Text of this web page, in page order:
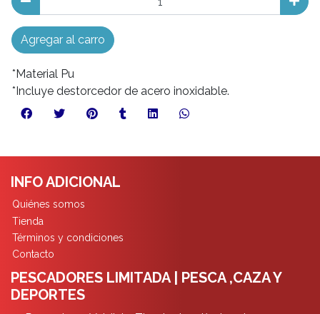
Agregar al carro
*Material Pu
*Incluye destorcedor de acero inoxidable.
INFO ADICIONAL
Quiénes somos
Tienda
Términos y condiciones
Contacto
PESCADORES LIMITADA | PESCA ,CAZA Y
DEPORTES